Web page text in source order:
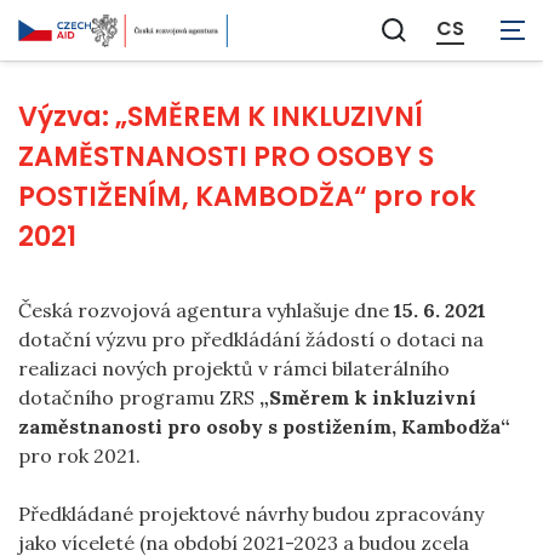
Zobrazit
vyhledávání
CS
Výzva: „SMĚREM K INKLUZIVNÍ
ZAMĚSTNANOSTI PRO OSOBY S
POSTIŽENÍM, KAMBODŽA“ pro rok
2021
Česká rozvojová agentura vyhlašuje dne 15. 6. 2021
dotační výzvu pro předkládání žádostí o dotaci na
realizaci nových projektů v rámci bilaterálního
dotačního programu ZRS „Směrem k inkluzivní
zaměstnanosti pro osoby s postižením, Kambodža“
pro rok 2021.
Předkládané projektové návrhy budou zpracovány
jako víceleté (na období 2021-2023 a budou zcela